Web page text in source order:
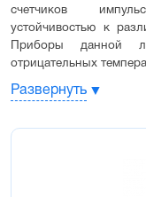
счетчиков
устойчивостью к
Приборы данной
отрицательных
Может идти на
необходим обычный
Также следует
Развернуть